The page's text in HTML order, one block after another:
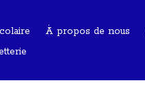
À propos de nous